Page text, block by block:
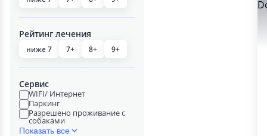
Рейтинг лечения
ниже 7 7+ 8+ 9+
Сервис
WIFI/ Интернет
Паркинг
Разрешено проживание с
собаками
Показать все